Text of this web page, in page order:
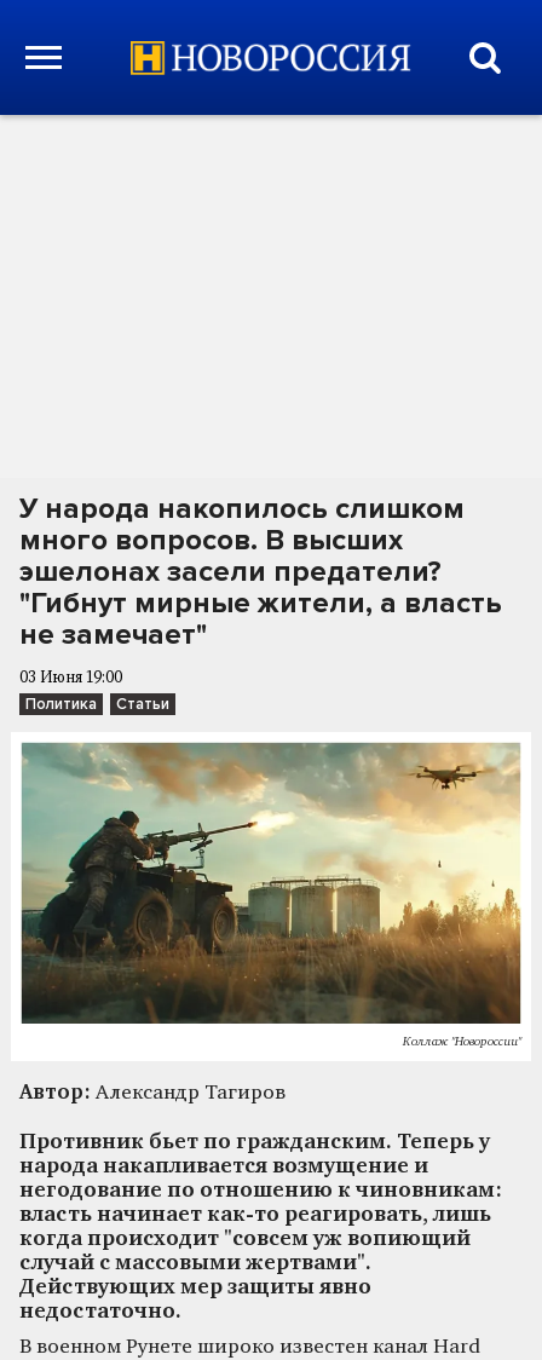
У народа накопилось слишком
много вопросов. В высших
эшелонах засели предатели?
"Гибнут мирные жители, а власть
не замечает"
03 Июня 19:00
Политика Статьи
Коллаж "Новороссии"
Автор: Александр Тагиров
Противник бьет по гражданским. Теперь у
народа накапливается возмущение и
негодование по отношению к чиновникам:
власть начинает как-то реагировать, лишь
когда происходит "совсем уж вопиющий
случай с массовыми жертвами".
Действующих мер защиты явно
недостаточно.
В военном Рунете широко известен канал Hard